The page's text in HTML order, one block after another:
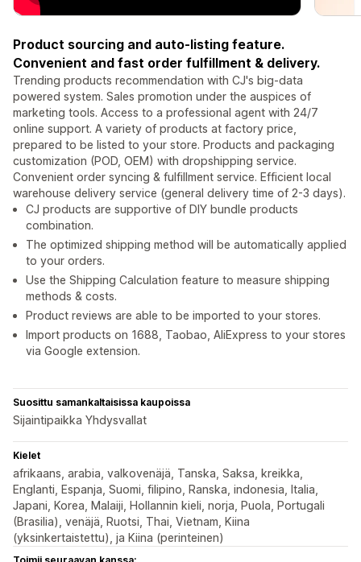
Product sourcing and auto-listing feature.
Convenient and fast order fulfillment & delivery.
Trending products recommendation with CJ's big-data
powered system. Sales promotion under the auspices of
marketing tools. Access to a professional agent with 24/7
online support. A variety of products at factory price,
prepared to be listed to your store. Products and packaging
customization (POD, OEM) with dropshipping service.
Convenient order syncing & fulfillment service. Efficient local
warehouse delivery service (general delivery time of 2-3 days).
CJ products are supportive of DIY bundle products
combination.
The optimized shipping method will be automatically applied
to your orders.
Use the Shipping Calculation feature to measure shipping
methods & costs.
Product reviews are able to be imported to your stores.
Import products on 1688, Taobao, AliExpress to your stores
via Google extension.
Suosittu samankaltaisissa kaupoissa
Sijaintipaikka Yhdysvallat
Kielet
afrikaans, arabia, valkovenäjä, Tanska, Saksa, kreikka,
Englanti, Espanja, Suomi, filipino, Ranska, indonesia, Italia,
Japani, Korea, Malaiji, Hollannin kieli, norja, Puola, Portugali
(Brasilia), venäjä, Ruotsi, Thai, Vietnam, Kiina
(yksinkertaistettu), ja Kiina (perinteinen)